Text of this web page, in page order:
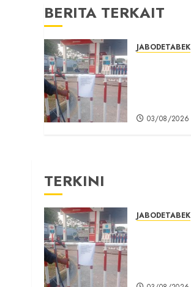
BERITA TERKAIT
JABODETABEK
03/08/2026
TERKINI
JABODETABEK